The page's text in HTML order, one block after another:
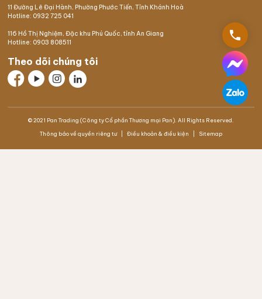
11 Đường Lê Đại Hành, Phường Phước Tiến, Tỉnh Khánh Hoà
Hotline: 0932 725 041
116 Hồ Thị Nghiệm, Đặc khu Phú Quốc, tỉnh An Giang
Hotline: 0903 808511
Theo dõi chúng tôi
© 2021 Pan Trading (Công ty Cổ phần Thương mại Pan). All Rights Reserved.
Thông báo về quyền riêng tư Điều khoản & điều kiện Sitemap
phone